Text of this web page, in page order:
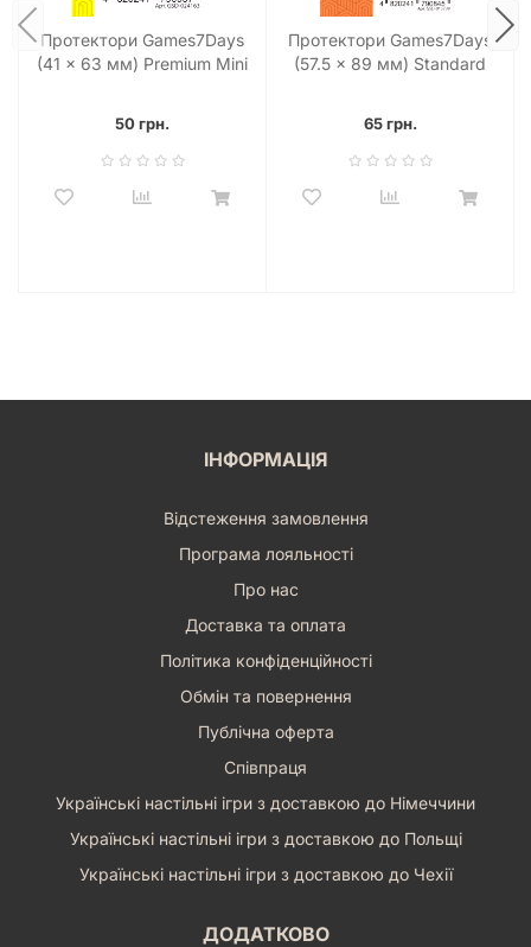
Протектори Games7Days
(41 x 63 мм) Premium Mini
50 грн.
Протектори Games7Days
(57.5 x 89 мм) Standard
65 грн.
ІНФОРМАЦІЯ
Відстеження замовлення
Програма лояльності
Про нас
Доставка та оплата
Політика конфіденційності
Обмін та повернення
Публічна оферта
Співпраця
Українські настільні ігри з доставкою до Німеччини
Українські настільні ігри з доставкою до Польщі
Українські настільні ігри з доставкою до Чехії
ДОДАТКОВО